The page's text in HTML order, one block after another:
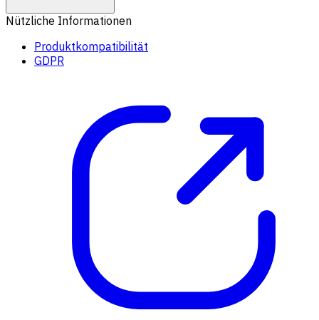
Nützliche Informationen
Produktkompatibilität
GDPR